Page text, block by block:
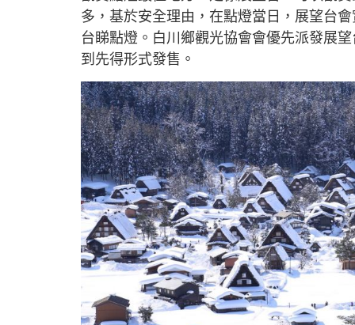
多，基於安全理由，在點燈當日，展望台
台睇點燈。白川鄉觀光協會會優先派發展
到先得形式發售。